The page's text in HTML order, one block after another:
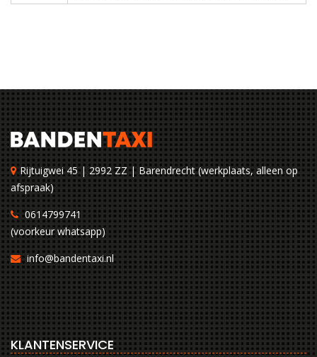
Rijtuigwei 45 | 2992 ZZ | Barendrecht (werkplaats, alleen op
afspraak)
0614799741
(voorkeur whatsapp)
info@bandentaxi.nl
KLANTENSERVICE